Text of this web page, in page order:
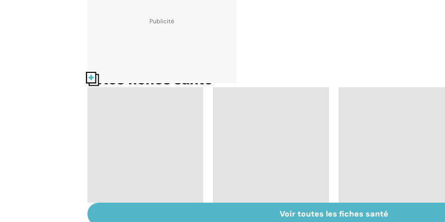
Nos fiches santé
La tuberculose VIH : la maladie dont
Voir toutes les fiches santé